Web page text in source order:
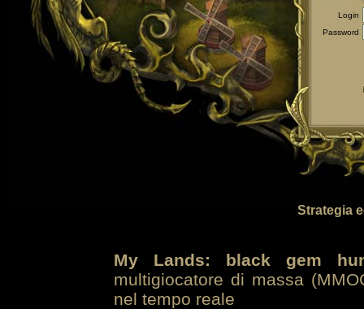
Login
Password
Strategia
My Lands: black gem
multigiocatore di massa
nel tempo reale